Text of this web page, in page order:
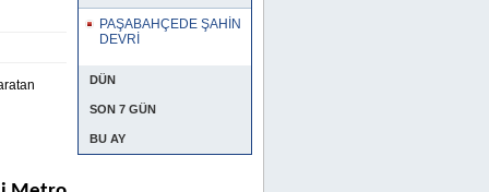
PAŞABAHÇEDE ŞAHİN
DEVRİ
DÜN
SON 7 GÜN
BU AY